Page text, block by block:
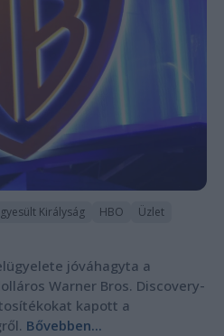
Királyság HBO
Üzlet
jóváhagyta a
Warner Bros. Discovery-
kapott a
Bővebben...